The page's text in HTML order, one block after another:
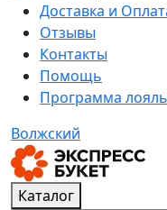
Доставка и
Отзывы
Контакты
Помощь
Программа
Волжский
Каталог